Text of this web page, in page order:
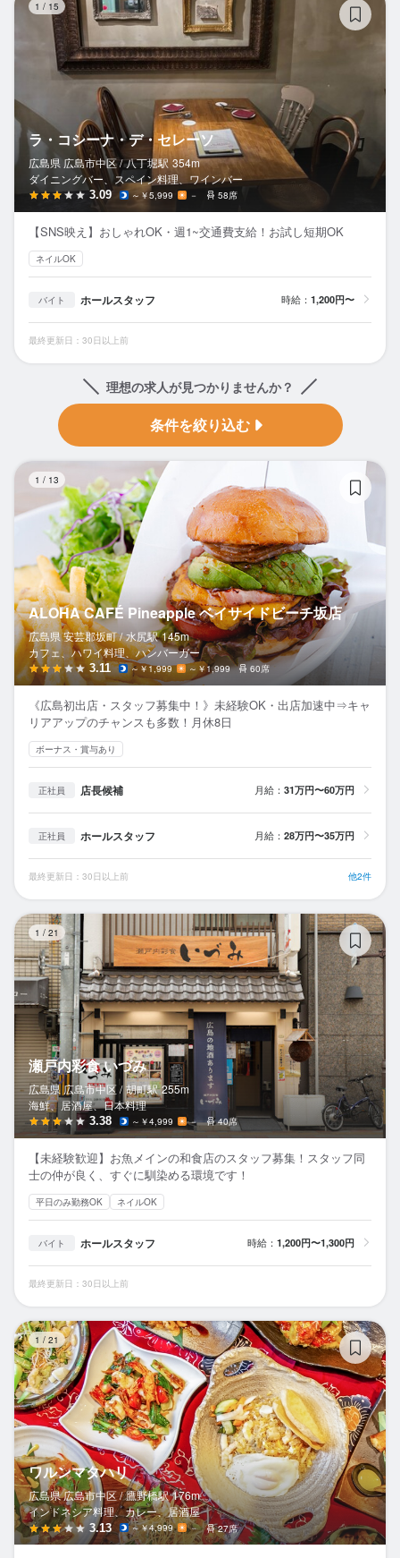
1 / 15
ラ・コシーナ・デ・セレーソ
広島県 広島市中区 / 八丁堀駅 354m
ダイニングバー、スペイン料理、ワインバー
3.09 ～￥5,999 － 58席
【SNS映え】おしゃれOK・週1~交通費支給！お試し短期OK
ネイルOK
バイト ホールスタッフ 時給： 1,200円〜
最終更新日：30日以上前
理想の求人が見つかりませんか？
条件を絞り込む
1 / 13
ALOHA CAFÉ Pineapple ベイサイドビーチ坂店
広島県 安芸郡坂町 / 水尻駅 145m
カフェ、ハワイ料理、ハンバーガー
3.11 ～￥1,999 ～￥1,999 60席
《広島初出店・スタッフ募集中！》未経験OK・出店加速中⇒キャ
リアアップのチャンスも多数！月休8日
ボーナス・賞与あり
正社員 店長候補 月給： 31万円〜60万円
正社員 ホールスタッフ 月給： 28万円〜35万円
最終更新日：30日以上前 他2件
1 / 21
瀬戸内彩食 いづみ
広島県 広島市中区 / 胡町駅 255m
海鮮、居酒屋、日本料理
3.38 ～￥4,999 － 40席
【未経験歓迎】お魚メインの和食店のスタッフ募集！スタッフ同
士の仲が良く、すぐに馴染める環境です！
平日のみ勤務OK ネイルOK
バイト ホールスタッフ 時給： 1,200円〜1,300円
最終更新日：30日以上前
1 / 21
ワルンマタハリ
広島県 広島市中区 / 鷹野橋駅 176m
インドネシア料理、カレー、居酒屋
3.13 ～￥4,999 － 27席